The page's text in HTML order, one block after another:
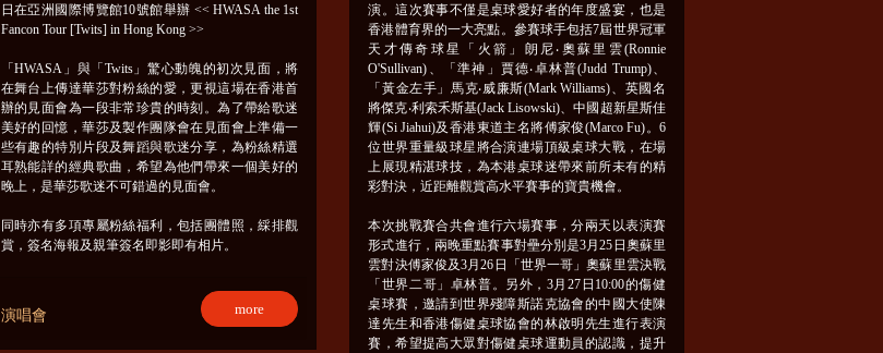
日在亞洲國際博覽館10號館舉辦 << HWASA the 1st
Fancon Tour [Twits] in Hong Kong >>
「HWASA」與「Twits」驚心動魄的初次見面，將
在舞台上傳達華莎對粉絲的愛，更視這場在香港首
辦的見面會為一段非常珍貴的時刻。為了帶給歌迷
美好的回憶，華莎及製作團隊會在見面會上準備一
些有趣的特別片段及舞蹈與歌迷分享，為粉絲精選
耳熟能詳的經典歌曲，希望為他們帶來一個美好的
晚上，是華莎歌迷不可錯過的見面會。
同時亦有多項專屬粉絲福利，包括團體照，綵排觀
賞，簽名海報及親筆簽名即影即有相片。
演唱會 more
演。這次賽事不僅是桌球愛好者的年度盛宴，也是
香港體育界的一大亮點。參賽球手包括7屆世界冠軍
天才傳奇球星「火箭」朗尼‧奧蘇里雲(Ronnie
O'Sullivan)、「準神」賈德‧卓林普(Judd Trump)、
「黃金左手」馬克‧威廉斯(Mark Williams)、英國名
將傑克‧利索禾斯基(Jack Lisowski)、中國超新星斯佳
輝(Si Jiahui)及香港東道主名將傅家俊(Marco Fu)。6
位世界重量級球星將合演連場頂級桌球大戰，在場
上展現精湛球技，為本港桌球迷帶來前所未有的精
彩對決，近距離觀賞高水平賽事的寶貴機會。
本次挑戰賽合共會進行六場賽事，分兩天以表演賽
形式進行，兩晚重點賽事對壘分別是3月25日奧蘇里
雲對決傅家俊及3月26日「世界一哥」奧蘇里雲決戰
「世界二哥」卓林普。另外，3月27日10:00的傷健
桌球賽，邀請到世界殘障斯諾克協會的中國大使陳
達先生和香港傷健桌球協會的林啟明先生進行表演
賽，希望提高大眾對傷健桌球運動員的認識，提升